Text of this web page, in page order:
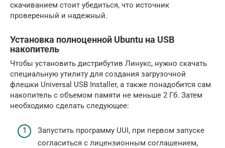
скачиванием стоит убедиться, что источник
проверенный и надежный.
Установка полноценной Ubuntu на USB
накопитель
Чтобы установить дистрибутив Линукс, нужно скачать
специальную утилиту для создания загрузочной
флешки Universal USB Installer, а также понадобится сам
накопитель с объемом памяти не меньше 2 Гб. Затем
необходимо сделать следующее:
Запустить программу UUI, при первом запуске
согласиться с лицензионным соглашением,